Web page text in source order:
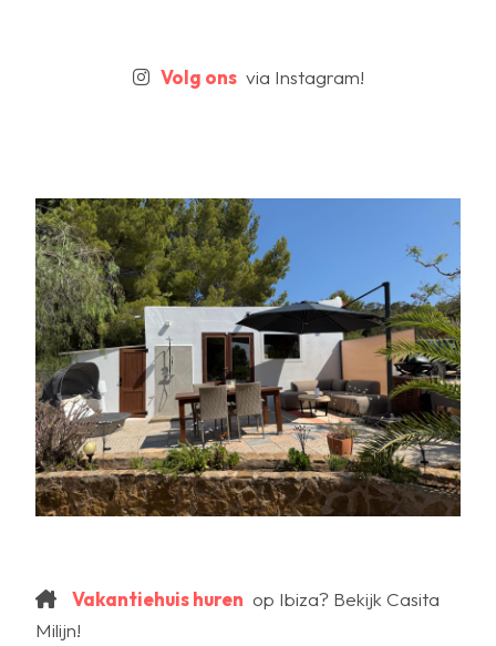
Volg onsvia Instagram!
Vakantiehuis huren op Ibiza? Bekijk Casita
Milijn!